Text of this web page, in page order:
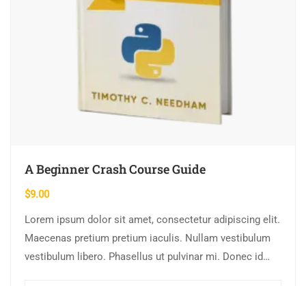
A Beginner Crash Course Guide
$9.00
Lorem ipsum dolor sit amet, consectetur adipiscing elit.
Maecenas pretium pretium iaculis. Nullam vestibulum
vestibulum libero. Phasellus ut pulvinar mi. Donec id